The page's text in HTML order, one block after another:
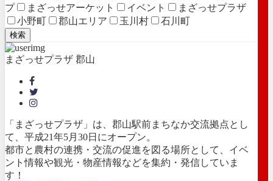
プ
まざっせアーケット イベント
まざっせプラザ
小野町
郡山エリア 玉川村 石川町
検索
まざっせプラザ 郡山
「まざっせプラザ」は、郡山駅前まちなか交流拠点とし
て、平成21年5月30日にオープン。
都市と農村の連携・交流の促進を図る場所として、イベ
ント情報や観光・物産情報などを集約・発信していま
す！